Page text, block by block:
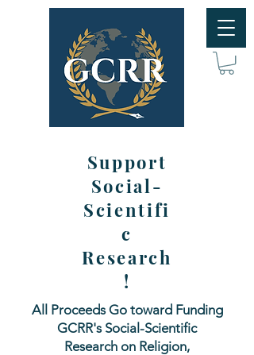
Support
Social-
Scientifi
c
Research
!
All Proceeds Go toward Funding
GCRR's Social-Scientific
Research on Religion,